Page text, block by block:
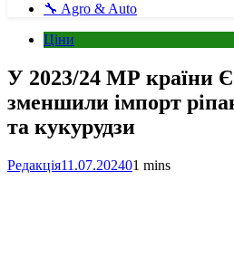
🔧 Agro & Auto
Ціни
У 2023/24 МР країни
зменшили імпорт
та кукурудзи
Редакція11.07.202401 mins